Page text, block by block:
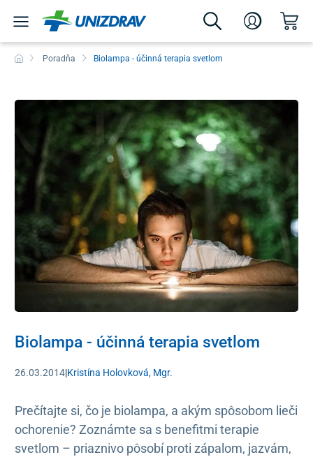
Poradňa Biolampa - účinná terapia svetlom
Biolampa - účinná terapia svetlom
26.03.2014|Kristína Holovková, Mgr.
Prečítajte si, čo je biolampa, a akým spôsobom lieči
ochorenie? Zoznámte sa s benefitmi terapie
svetlom – priaznivo pôsobí proti zápalom, jazvám,